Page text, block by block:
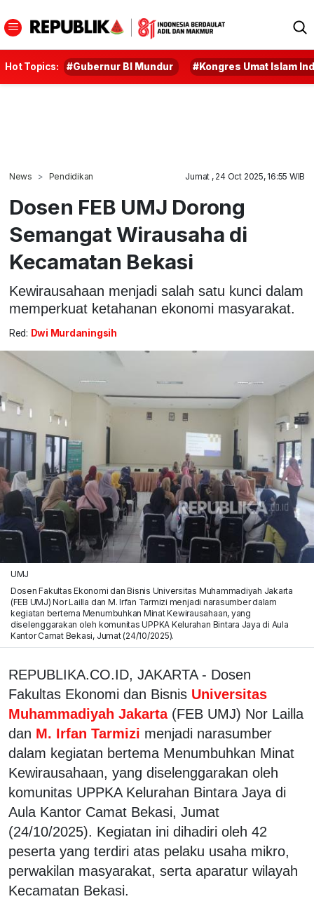
Hot Topics: #Gubernur BI Mundur #Kongres Umat Islam
News Pendidikan Jumat , 24 Oct 2025, 16:55 WIB
Dosen FEB UMJ Dorong
Semangat Wirausaha di
Kecamatan Bekasi
Kewirausahaan menjadi salah satu kunci dalam
memperkuat ketahanan ekonomi masyarakat.
Red: Dwi Murdaningsih
UMJ
Dosen Fakultas Ekonomi dan Bisnis Universitas Muhammadiyah Jakarta
(FEB UMJ) Nor Lailla dan M. Irfan Tarmizi menjadi narasumber dalam
kegiatan bertema Menumbuhkan Minat Kewirausahaan, yang
diselenggarakan oleh komunitas UPPKA Kelurahan Bintara Jaya di Aula
Kantor Camat Bekasi, Jumat (24/10/2025).
REPUBLIKA.CO.ID, JAKARTA - Dosen
Fakultas Ekonomi dan Bisnis Universitas
Muhammadiyah Jakarta (FEB UMJ) Nor Lailla
dan M. Irfan Tarmizi menjadi narasumber
dalam kegiatan bertema Menumbuhkan Minat
Kewirausahaan, yang diselenggarakan oleh
komunitas UPPKA Kelurahan Bintara Jaya di
Aula Kantor Camat Bekasi, Jumat
(24/10/2025). Kegiatan ini dihadiri oleh 42
peserta yang terdiri atas pelaku usaha mikro,
perwakilan masyarakat, serta aparatur wilayah
Kecamatan Bekasi.